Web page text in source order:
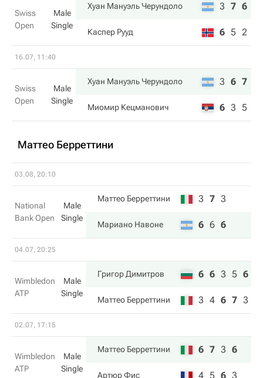
Swiss
Open
Male
Single
Хуан Мануэль Черундоло 3 7 6
Каспер Рууд 6 5 2
16.07, 11:40
Swiss
Open
Male
Single
Хуан Мануэль Черундоло 3 6 7
Миомир Кецманович 6 3 5
Маттео Берреттини
03.08, 20:10
National
Bank Open
Male
Single
Маттео Берреттини 3 7 3
Мариано Навоне 6 6 6
04.07, 20:25
Wimbledon
ATP
Male
Single
Григор Димитров 6 6 3 5 6
Маттео Берреттини 3 4 6 7 3
02.07, 17:15
Wimbledon
ATP
Male
Single
Маттео Берреттини 6 7 3 6
Артюр Фис 4 5 6 3